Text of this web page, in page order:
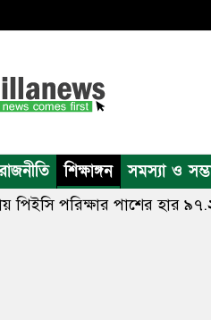
রাজনীতি শিক্ষাঙ্গন সমস্যা ও
পিইসি পরিক্ষার পাশের হার